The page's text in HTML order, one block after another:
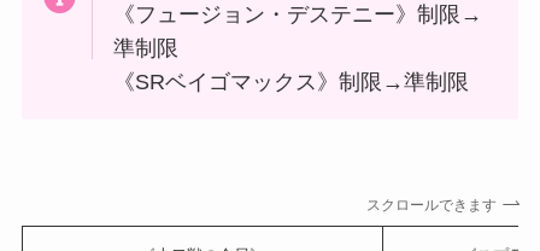
《フュージョン・デステニー》制限→
準制限
《SRベイゴマックス》制限→準制限
スクロールできます